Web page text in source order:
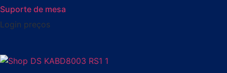
Suporte de mesa
Login preços